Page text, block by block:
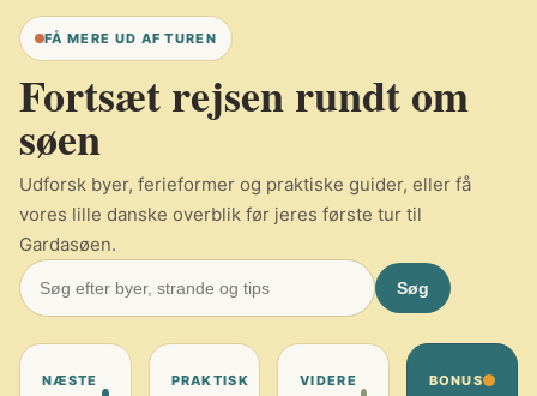
FÅ MERE UD AF TUREN
Fortsæt rejsen rundt om
søen
Udforsk byer, ferieformer og praktiske guider, eller få
vores lille danske overblik før jeres første tur til
Gardasøen.
Søg
NÆSTE
PRAKTISK
VIDERE
BONUS